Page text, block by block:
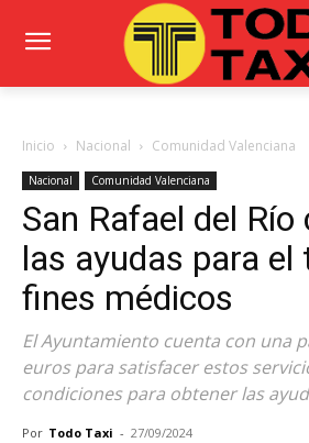
Inicio Nacional Comunidad Valenciana
Nacional Comunidad Valenciana
San Rafael del Río
las ayudas para el
fines médicos
El Ayuntamiento cuenta con una
euros para satisfacer estos
condiciones para obtener las
Por Todo Taxi - 27/09/2024